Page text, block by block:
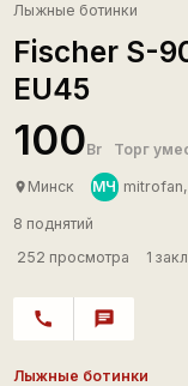
Лыжные ботинки
Fischer S-
EU45
100Br Торг
place Минск МЧ mitrofan,
8 поднятий
252 просмотра
1
call chat
Лыжные ботинки